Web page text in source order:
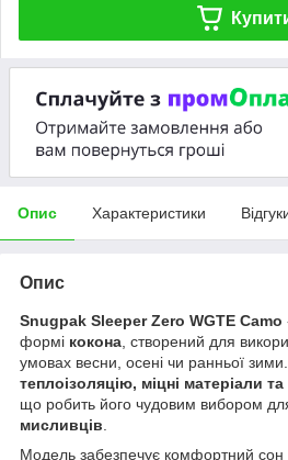
Опис Характеристики
Опис
Snugpak Sleeper Zero WGTE Camo
формі кокона, створений для
умовах весни, осені чи ранньої
теплоізоляцію, міцні матеріали
що робить його чудовим вибором
мисливців.
Модель забезпечує комфортний сон